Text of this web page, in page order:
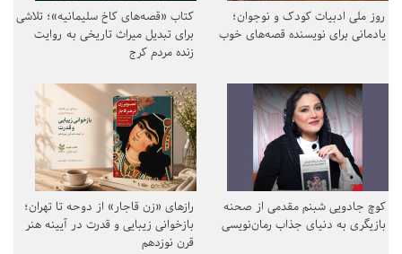
روز ملی ادبیات کودک و نوجوان؛
یادمانی برای نویسنده قصه‌های خوب
کتاب «قصه‌های کاخ سلیمانیه»؛ تلاشی
برای تبدیل میراث تاریخی به روایت
زنده مردم کرج
کوچ جادویی شبنم مقدمی از صحنه
بازیگری به دنیای جذاب رمان‌نویسی
رازهای «زن قاجار» از دوحه تا تهران؛
بازخوانی زیبایی و قدرت در آیینه هنر
قرن نوزدهم